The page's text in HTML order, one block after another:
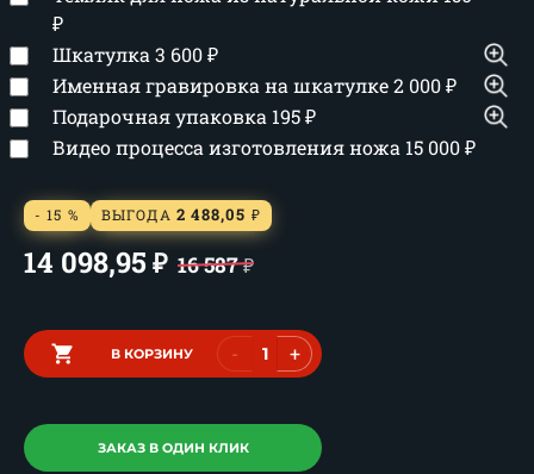
₽
Шкатулка 3 600₽
Именная гравировка на шкатулке2 000₽
Подарочная упаковка 195₽
Видео процесса изготовления ножа 15 000₽
- 15 % ВЫГОДА 2 488,05 ₽
14 098,95 ₽ 16 587₽
В КОРЗИНУ - +
ЗАКАЗ В ОДИН КЛИК